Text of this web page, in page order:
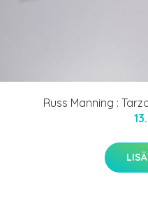
Russ Manning :